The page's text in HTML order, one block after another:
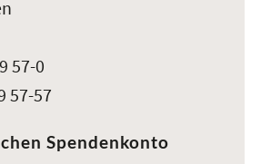
57-0
57-57
Spendenkonto